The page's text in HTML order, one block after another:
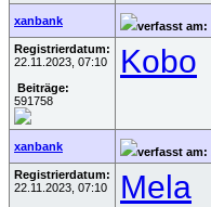
xanbank verfasst am:
Registrierdatum:
22.11.2023, 07:10
Beiträge:
591758
Kobo
xanbank verfasst am:
Registrierdatum:
22.11.2023, 07:10
Mela